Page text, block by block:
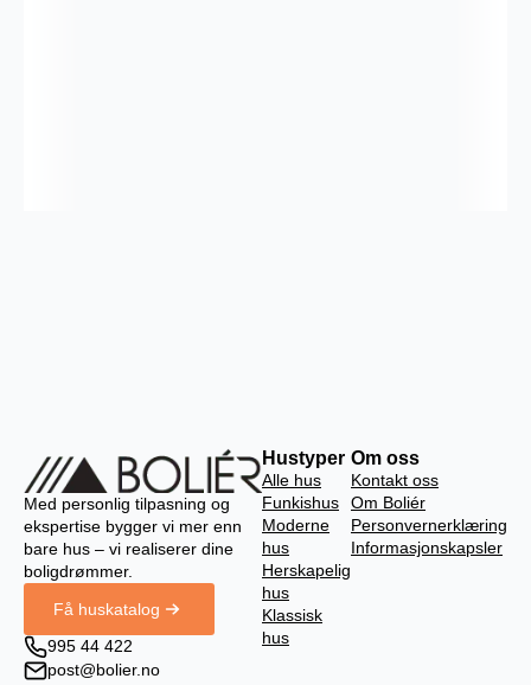
Med personlig tilpasning og
ekspertise bygger vi mer enn
bare hus – vi realiserer dine
boligdrømmer.
Få huskatalog
995 44 422
post@bolier.no
Hustyper
Alle hus
Funkishus
Moderne
hus
Herskapelig
hus
Klassisk
hus
Om oss
Kontakt oss
Om Boliér
Personvernerklæring
Informasjonskapsler